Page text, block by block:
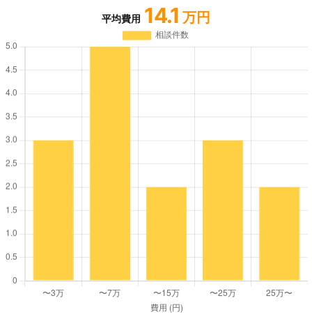
平均費用 14.1 万円